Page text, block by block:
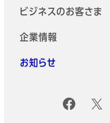
ビジネスのお客さま
企業情報
お知らせ
公式SNSアカウント